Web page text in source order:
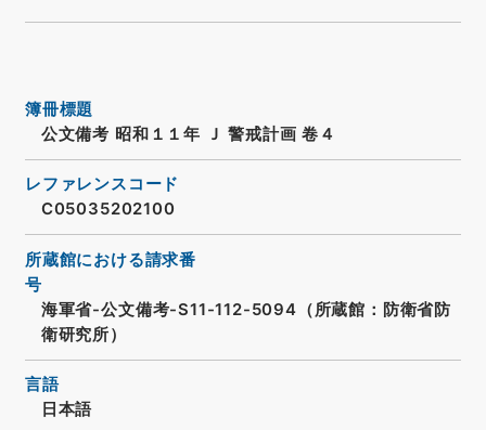
簿冊標題
公文備考 昭和１１年 Ｊ 警戒計画 卷４
レファレンスコード
C05035202100
所蔵館における請求番
号
海軍省-公文備考-S11-112-5094（所蔵館：防衛省防
衛研究所）
言語
日本語